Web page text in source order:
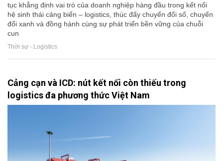
tục khẳng định vai trò của doanh nghiệp hàng đầu trong kết nối
hệ sinh thái cảng biển – logistics, thúc đẩy chuyển đổi số, chuyển
đổi xanh và đồng hành cùng sự phát triển bền vững của chuỗi
cun
Thời sự - Logistics
Cảng cạn và ICD: nút kết nối còn thiếu trong
logistics đa phương thức Việt Nam